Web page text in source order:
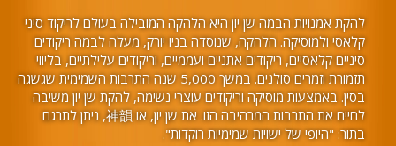
להקת אמנויות הבמה שן יון היא הלהקה המובילה בעולם לריקוד סיני
קלאסי ולמוסיקה. הלהקה, שנוסדה בניו יורק, מעלה לבמה ריקודים
סיניים קלאסיים, ריקודים אתניים ועממיים, וריקודים עלילתיים, בליווי
תזמורת וזמרים סולנים. במשך 5,000 שנה התרבות השמימית שגשגה
בסין. באמצעות מוסיקה וריקודים עוצרי נשימה, להקת שן יון משיבה
לחיים את התרבות המרהיבה הזו. את שן יון, או 神韻, ניתן לתרגם
בתור: "היופי של ישויות שמימיות רוקדות".